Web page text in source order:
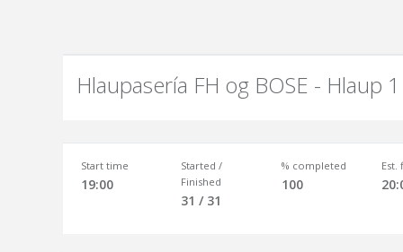
Hlaupasería FH og BOSE - Hlaup 1
Start time
19:00
Started /
Finished
31 / 31
% completed
100
Est.